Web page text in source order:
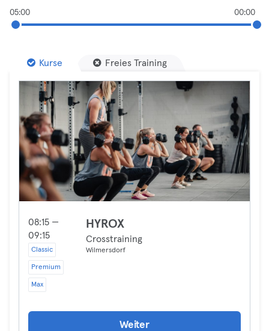
05:00 00:00
Kurse Freies Training
08:15 —
09:15
Classic
Premium
Max
HYROX
Crosstraining
Wilmersdorf
Weiter